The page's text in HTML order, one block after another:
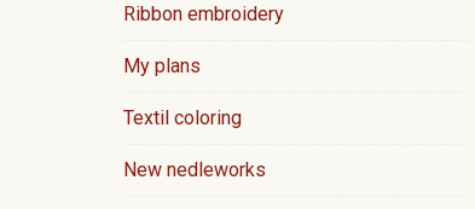
Ribbon embroidery
My plans
Textil coloring
New nedleworks